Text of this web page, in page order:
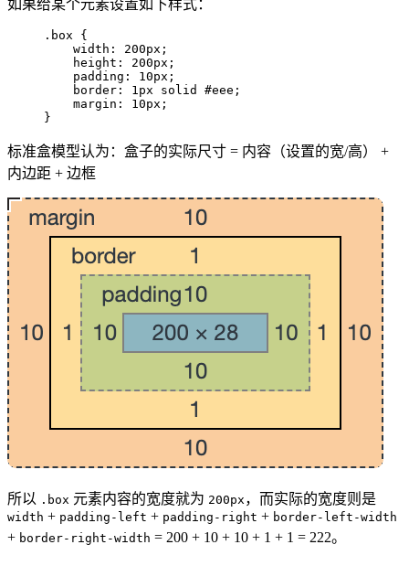
如果给某个元素设置如下样式：
.box {
    width: 200px;
    height: 200px;
    padding: 10px;
    border: 1px solid #eee;
    margin: 10px;
}
标准盒模型认为：盒子的实际尺寸 = 内容（设置的宽/高） +
内边距 + 边框
所以 .box 元素内容的宽度就为 200px ，而实际的宽度则是
width + padding-left + padding-right + border-left-width
+ border-right-width = 200 + 10 + 10 + 1 + 1 = 222。